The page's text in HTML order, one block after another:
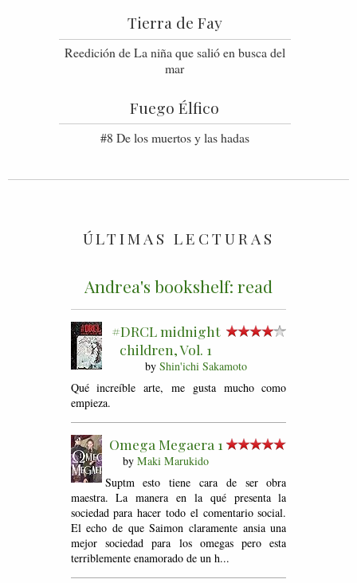
Tierra de Fay
Reedición de La niña que salió en busca del
mar
Fuego Élfico
#8 De los muertos y las hadas
ÚLTIMAS LECTURAS
Andrea's bookshelf: read
#DRCL midnight
children, Vol. 1
by Shin'ichi Sakamoto
Qué increíble arte, me gusta mucho como
empieza.
Omega Megaera 1
by Maki Marukido
Suptm esto tiene cara de ser obra
maestra. La manera en la qué presenta la
sociedad para hacer todo el comentario social.
El echo de que Saimon claramente ansia una
mejor sociedad para los omegas pero esta
terriblemente enamorado de un h...